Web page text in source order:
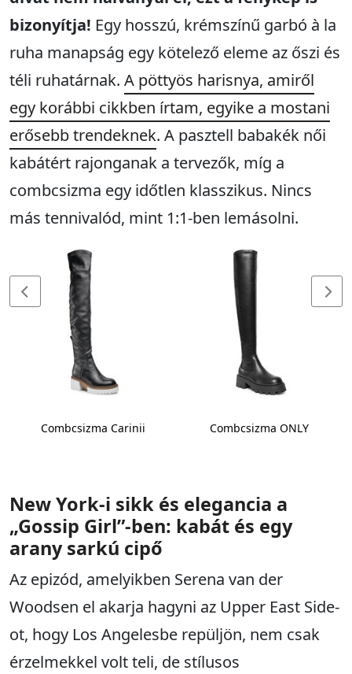
bizonyítja! Egy hosszú, krémszínű garbó à la
ruha manapság egy kötelező eleme az őszi és
téli ruhatárnak. A pöttyös harisnya, amiről
egy korábbi cikkben írtam, egyike a mostani
erősebb trendeknek. A pasztell babakék női
kabátért rajonganak a tervezők, míg a
combcsizma egy időtlen klasszikus. Nincs
más tennivalód, mint 1:1-ben lemásolni.
Combcsizma Carinii Combcsizma ONLY
New York-i sikk és elegancia a
„Gossip Girl”-ben: kabát és egy
arany sarkú cipő
Az epizód, amelyikben Serena van der
Woodsen el akarja hagyni az Upper East Side-
ot, hogy Los Angelesbe repüljön, nem csak
érzelmekkel volt teli, de stílusos